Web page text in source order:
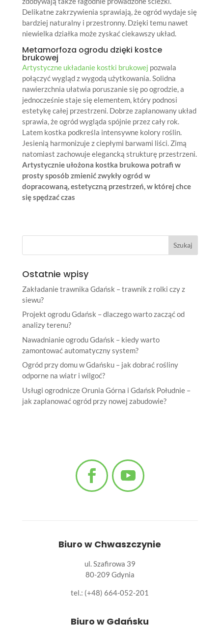
Delikatne zakrzywienia sprawiają, że ogród wydaje się
bardziej naturalny i przestronny. Dzięki temu nawet
niewielka działka może zyskać ciekawszy układ.
Metamorfoza ogrodu dzięki kostce
brukowej
Artystyczne układanie kostki brukowej pozwala
połączyć wygląd z wygodą użytkowania. Solidna
nawierzchnia ułatwia poruszanie się po ogrodzie, a
jednocześnie staje się elementem, który podnosi
estetykę całej przestrzeni. Dobrze zaplanowany układ
sprawia, że ogród wygląda spójnie przez cały rok.
Latem kostka podkreśla intensywne kolory roślin.
Jesienią harmonizuje z ciepłymi barwami liści. Zimą
natomiast zachowuje elegancką strukturę przestrzeni.
Artystycznie ułożona kostka brukowa potrafi w
prosty sposób zmienić zwykły ogród w
dopracowaną, estetyczną przestrzeń, w której chce
się spędzać czas
Ostatnie wpisy
Zakładanie trawnika Gdańsk – trawnik z rolki czy z
siewu?
Projekt ogrodu Gdańsk – dlaczego warto zacząć od
analizy terenu?
Nawadnianie ogrodu Gdańsk – kiedy warto
zamontować automatyczny system?
Ogród przy domu w Gdańsku – jak dobrać rośliny
odporne na wiatr i wilgoć?
Usługi ogrodnicze Orunia Górna i Gdańsk Południe –
jak zaplanować ogród przy nowej zabudowie?
Biuro w Chwaszczynie
ul. Szafirowa 39
80-209 Gdynia
tel.: (+48) 664-052-201
Biuro w Gdańsku